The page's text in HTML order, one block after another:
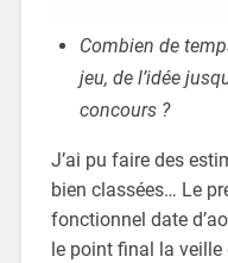
Combien de
jeu, de l’idée
concours ?
J’ai pu faire des
bien classées… Le
fonctionnel date
le point final la veille